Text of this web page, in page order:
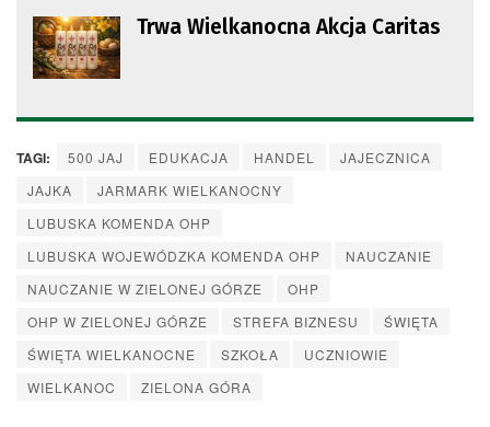
Trwa Wielkanocna Akcja Caritas
TAGI: 500 JAJ EDUKACJA HANDEL
JAJECZNICA
JAJKA
JARMARK WIELKANOCNY
LUBUSKA KOMENDA OHP
LUBUSKA WOJEWÓDZKA KOMENDA OHP
NAUCZANIE
NAUCZANIE W ZIELONEJ GÓRZE
OHP
OHP W ZIELONEJ GÓRZE
STREFA BIZNESU
ŚWIĘTA
ŚWIĘTA WIELKANOCNE
SZKOŁA
UCZNIOWIE
WIELKANOC
ZIELONA GÓRA